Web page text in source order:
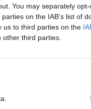
You may separately
on the IAB’s list of
us to third parties on the
third parties.
στη
ύπατο
ο Γαλέριος
ο στρατός
ο